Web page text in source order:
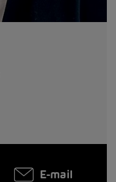
E-mail